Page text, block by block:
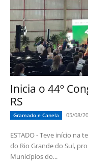
Inicia o 44º
RS
Gramado e Canela 05/08/
ESTADO - Teve início na
do Rio Grande do Sul,
Municípios do...